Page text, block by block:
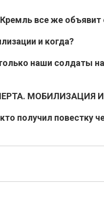
все же
и когда?
наши солдаты
МОБИЛИЗАЦИЯ
получил повестку